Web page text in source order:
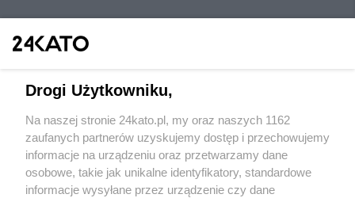
Wydawca mediów lokalnych
Drogi Użytkowniku,
Na naszej stronie 24kato.pl, my oraz naszych 1162
zaufanych partnerów uzyskujemy dostęp i przechowujemy
informacje na urządzeniu oraz przetwarzamy dane
osobowe, takie jak unikalne identyfikatory, standardowe
informacje wysyłane przez urządzenie czy dane